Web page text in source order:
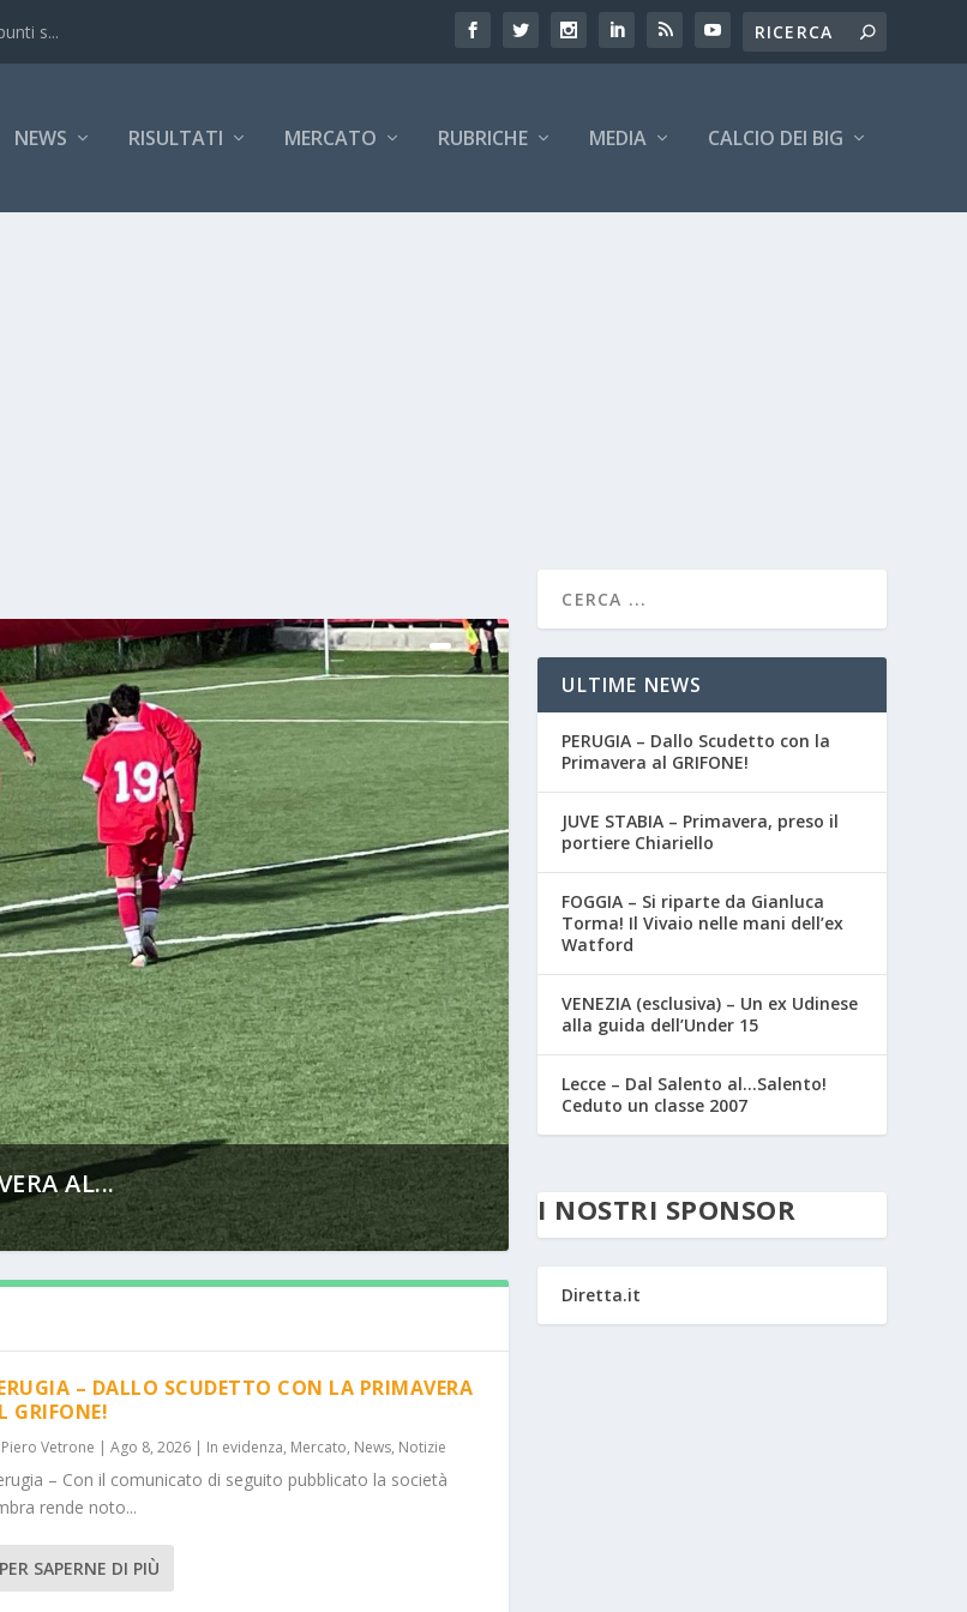
s...
NEWS RISULTATI MERCATO RUBRICHE MEDIA CALCIO DEI BIG
AL...
– DALLO SCUDETTO CON LA PRIMAVERA
GRIFONE!
Piero Vetrone | Ago 8, 2026| In evidenza, Mercato, News, Notizie
– Con il comunicato di seguito pubblicato la società
rende noto...
PER SAPERNE DI PIÙ
ULTIME NEWS
PERUGIA – Dallo Scudetto con la
Primavera al GRIFONE!
JUVE STABIA – Primavera, preso il
portiere Chiariello
FOGGIA – Si riparte da Gianluca
Torma! Il Vivaio nelle mani dell’ex
Watford
VENEZIA (esclusiva) – Un ex Udinese
alla guida dell’Under 15
Lecce – Dal Salento al…Salento!
Ceduto un classe 2007
I NOSTRI SPONSOR
Diretta.it